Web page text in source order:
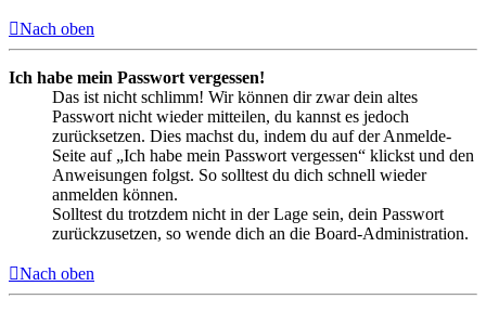
Nach oben
Ich habe mein Passwort vergessen!
Das ist nicht schlimm! Wir können dir zwar dein altes
Passwort nicht wieder mitteilen, du kannst es jedoch
zurücksetzen. Dies machst du, indem du auf der Anmelde-
Seite auf „Ich habe mein Passwort vergessen“ klickst und den
Anweisungen folgst. So solltest du dich schnell wieder
anmelden können.
Solltest du trotzdem nicht in der Lage sein, dein Passwort
zurückzusetzen, so wende dich an die Board-Administration.
Nach oben